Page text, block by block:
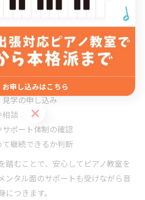
や見学を活用し、先生の人柄や教室
認しましょう。生徒や保護者の口コ
が、自分やお子様に合うかどうかを
が重要です。
ステップ
収集と比較
学の申し込み
相談
サポート体制の確認
継続できるか判断
踏むことで、安心してピアノ教室を
ンタル面のサポートも受けながら音
つきます。
お申し込みはこちら
お申し込みはこちら